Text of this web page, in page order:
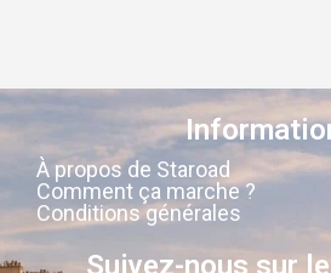
À propos de Staroad
Comment ça marche ?
Conditions générales
Suivez-nous sur